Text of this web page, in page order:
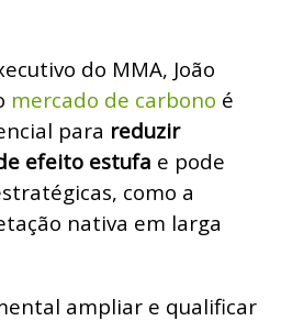
do MMA, João
mercado de carbono é
para reduzir
efeito estufa e pode
como a
nativa em larga
ampliar e qualificar